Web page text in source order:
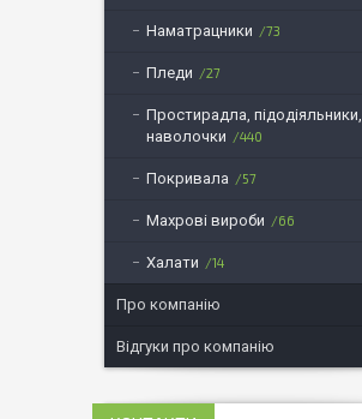
Наматрацники 73
Пледи 27
Простирадла, підодіяльники,
наволочки
440
Покривала 57
Махрові вироби 66
Халати 14
Про компанію
Відгуки про компанію